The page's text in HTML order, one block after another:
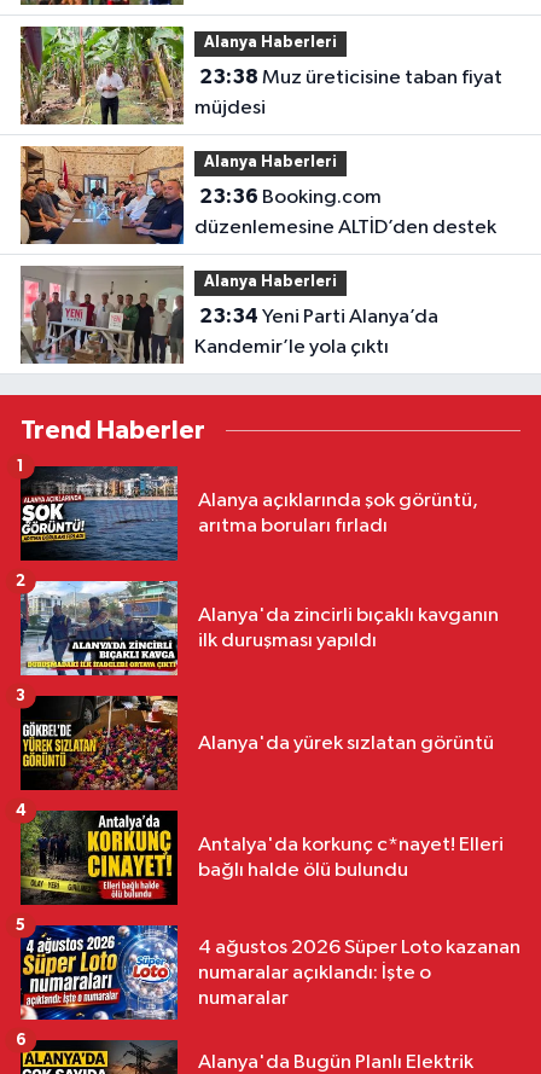
Alanya Haberleri
23:38
müjdesi
Alanya Haberleri
23:36
düzenlemesine ALTİD’den destek
Alanya Haberleri
23:34
Kandemir’le yola çıktı
Trend Haberler
Alanya açıklarında şok görüntü,
arıtma boruları fırladı
1
Alanya'da zincirli bıçaklı kavganın
ilk duruşması yapıldı
2
Alanya'da yürek sızlatan görüntü
3
Antalya'da korkunç c*nayet! Elleri
bağlı halde ölü bulundu
4
4 ağustos 2026 Süper Loto kazanan
numaralar açıklandı: İşte o
numaralar
5
Alanya'da Bugün Planlı Elektrik
6